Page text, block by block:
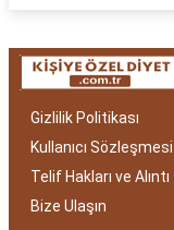
Gizlilik Politikası
Kullanıcı Sözleşmesi
Telif Hakları ve Alıntı
Bize Ulaşın